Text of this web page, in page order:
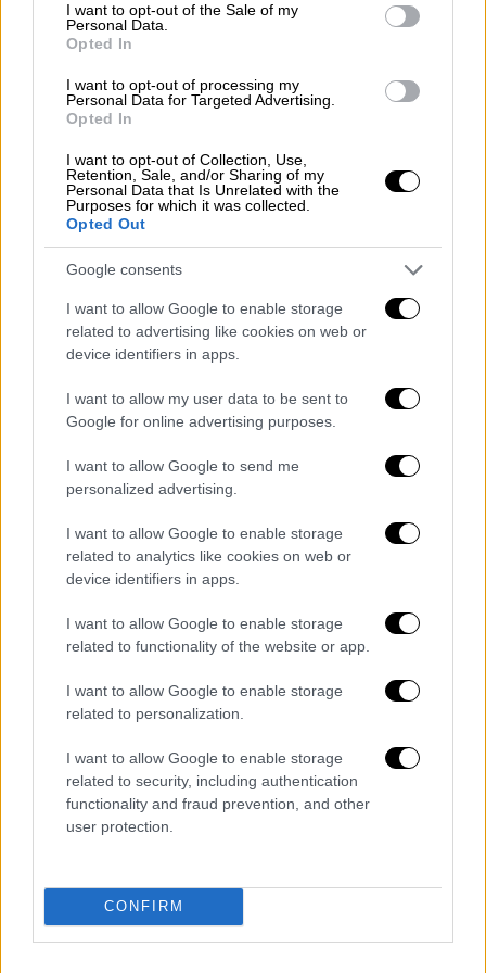
I want to opt-out of the Sale of my
Personal Data.
Opted In
I want to opt-out of processing my
Personal Data for Targeted Advertising.
Opted In
I want to opt-out of Collection, Use,
Retention, Sale, and/or Sharing of my
Personal Data that Is Unrelated with the
Purposes for which it was collected.
Opted Out
Google consents
I want to allow Google to enable storage
related to advertising like cookies on web or
device identifiers in apps.
I want to allow my user data to be sent to
Google for online advertising purposes.
I want to allow Google to send me
personalized advertising.
I want to allow Google to enable storage
related to analytics like cookies on web or
device identifiers in apps.
I want to allow Google to enable storage
related to functionality of the website or app.
I want to allow Google to enable storage
related to personalization.
I want to allow Google to enable storage
related to security, including authentication
functionality and fraud prevention, and other
user protection.
CONFIRM
εξαργυρώσουν έως τις 31 Ιουλίου. Είναι μια
πρωτοβουλία πολύ σημαντική για τις
κοινωνικές ομάδες που την έχουν ιδιαίτερα
ανάγκη. Στόχος μας είναι οι πιο ευάλωτοι
ταυτόχρονα να στηριχθεί ο εσωτερικός
τουρισμός, με ειδική μέριμνα για τις
περιοχές που έχουν πληγεί από φυσικές
καταστροφές, όπως για παράδειγμα η Βόρεια
Εύβοια. Το πρόγραμμα Κοινωνικού
Τουρισμού έχει έντονο κοινωνικό πρόσημο
και θα εφαρμοστεί με ακόμα καλύτερους
όρους σε σχέση με πέρυσι».
Ο Διοικητής της ΔΥΠΑΣπύρος
ενισχύουμε και να βελτιώνουμε το
δημοφιλές πρόγραμμα Κοινωνικού
Τουρισμού, το οποίο δίνει τη δυνατότητα
για δωρεάν ή χαμηλού κόστους διακοπές
στους δικαιούχους και τις οικογένειές τους
ενώ ταυτόχρονα στηρίζει τις τοπικές
επιχειρήσεις και αγορές. Φέτος μειώνουμε
επιδότηση και διευρύνουμε τις περιοχές με
δωρεάν διαμονή. Επιπλέον, δημιουργούμε
ειδικό πλαίσιο στήριξης της Β. Εύβοιας και
της Σάμου που επλήγησαν από φυσικές
καταστροφές με 12 δωρεάν
διανυκτερεύσεις και αυξημένη επιδότηση
χρόνο».
Ποιοι είναι δικαιούχοι